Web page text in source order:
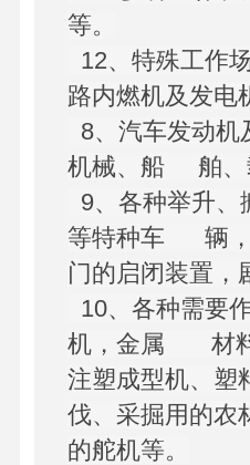
等。
12、特殊工作
路内燃机及发电
8、汽车发动机
机械、船 舶、
9、各种举升、
等特种车 辆，
门的启闭装置
10、各种需要
机，金属 材料
注塑成型机、
伐、采掘用的
的舵机等。